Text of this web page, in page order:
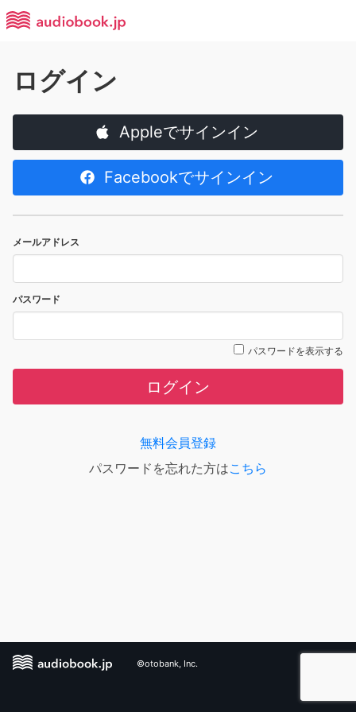
ログイン
Appleでサインイン
Facebookでサインイン
メールアドレス
パスワード
パスワードを表示する
ログイン
無料会員登録
パスワードを忘れた方はこちら
©otobank, Inc.